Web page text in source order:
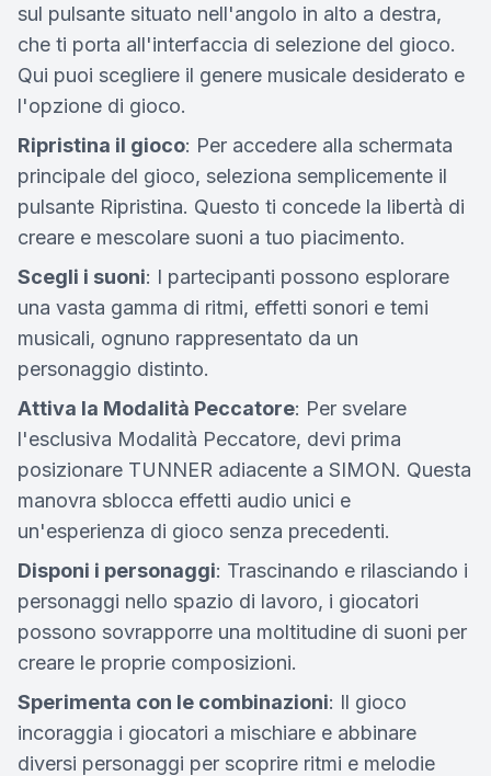
sul pulsante situato nell'angolo in alto a destra,
che ti porta all'interfaccia di selezione del gioco.
Qui puoi scegliere il genere musicale desiderato e
l'opzione di gioco.
Ripristina il gioco: Per accedere alla schermata
principale del gioco, seleziona semplicemente il
pulsante Ripristina. Questo ti concede la libertà di
creare e mescolare suoni a tuo piacimento.
Scegli i suoni: I partecipanti possono esplorare
una vasta gamma di ritmi, effetti sonori e temi
musicali, ognuno rappresentato da un
personaggio distinto.
Attiva la Modalità Peccatore: Per svelare
l'esclusiva Modalità Peccatore, devi prima
posizionare TUNNER adiacente a SIMON. Questa
manovra sblocca effetti audio unici e
un'esperienza di gioco senza precedenti.
Disponi i personaggi: Trascinando e rilasciando i
personaggi nello spazio di lavoro, i giocatori
possono sovrapporre una moltitudine di suoni per
creare le proprie composizioni.
Sperimenta con le combinazioni: Il gioco
incoraggia i giocatori a mischiare e abbinare
diversi personaggi per scoprire ritmi e melodie